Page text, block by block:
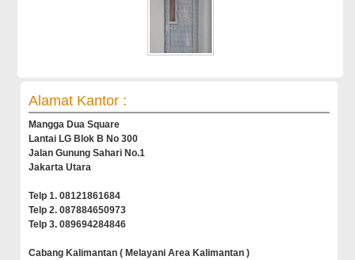
Alamat Kantor :
Mangga Dua Square
Lantai LG Blok B No 300
Jalan Gunung Sahari No.1
Jakarta Utara
Telp 1. 08121861684
Telp 2. 087884650973
Telp 3. 089694284846
Cabang Kalimantan ( Melayani Area Kalimantan )